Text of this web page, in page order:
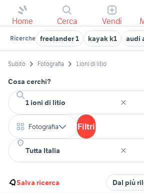
Home Cerca Vendi
Ricerche freelander 1 kayak k1 audi
Subito Fotografia 1 ioni di litio
Cosa cerchi?
Fotografia Filtri
Salva ricerca Dal più